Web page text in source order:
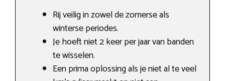
Rij veilig in zowel de zomerse als
winterse periodes.
Je hoeft niet 2 keer per jaar van banden
te wisselen.
Een prima oplossing als je niet al te veel